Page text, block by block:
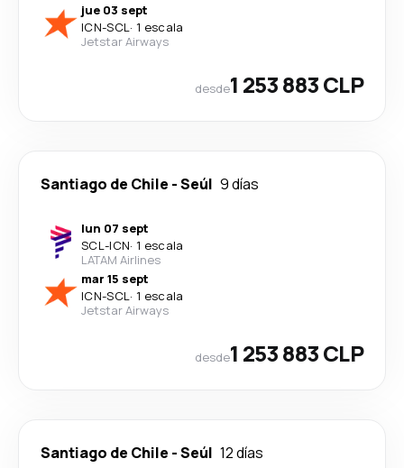
jue 03 sept
ICN-SCL· 1 escala
Jetstar Airways
desde1 253 883 CLP
Santiago de Chile -Seúl 9 días
lun 07 sept
SCL-ICN· 1 escala
LATAM Airlines
mar 15 sept
ICN-SCL· 1 escala
Jetstar Airways
desde1 253 883 CLP
Santiago de Chile -Seúl 12 días